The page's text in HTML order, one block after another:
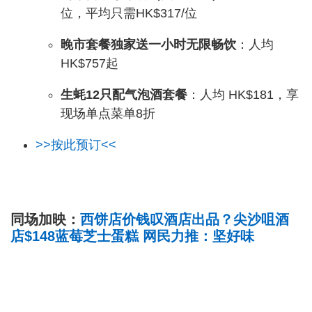
位，平均只需HK$317/位
晚市套餐独家送一小时无限畅饮 ：人均
HK$757起
生蚝12只配气泡酒套餐 ：人均 HK$181，享
现场单点菜单8折
>>按此预订<<
同场加映： 西饼店价钱叹酒店出品？尖沙咀酒
店$148蓝莓芝士蛋糕 网民力推：坚好味